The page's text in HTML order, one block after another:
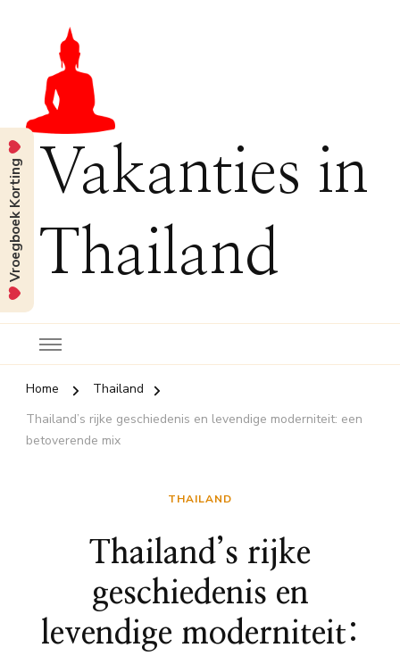
Vakanties in
Thailand
Home
Thailand
Thailand’s rijke geschiedenis en levendige moderniteit: een
betoverende mix
THAILAND
Thailand’s rijke
geschiedenis en
levendige moderniteit:
Vroegboek Korting